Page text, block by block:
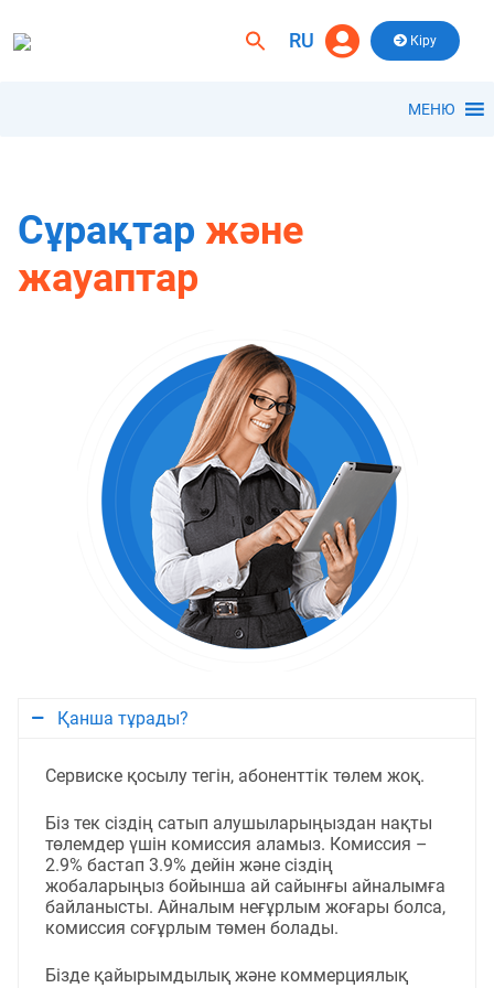
to
content
RU
Search
Кіру
МЕНЮ
Сұрақтар және
жауаптар
Қанша тұрады?
Сервиске қосылу тегін, абоненттік төлем жоқ.
Біз тек сіздің сатып алушыларыңыздан нақты
төлемдер үшін комиссия аламыз. Комиссия –
2.9% бастап 3.9% дейін және сіздің
жобаларыңыз бойынша ай сайынғы айналымға
байланысты. Айналым неғұрлым жоғары болса,
комиссия соғұрлым төмен болады.
Бізде қайырымдылық және коммерциялық